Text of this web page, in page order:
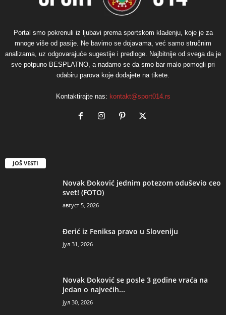
Portal smo pokrenuli iz ljubavi prema sportskom klađenju, koje je za
mnoge više od pasije. Ne bavimo se dojavama, već samo stručnim
analizama, uz odgovarajuće sugestije i predloge. Najbitnije od svega da je
sve potpuno BESPLATNO, a nadamo se da smo bar malo pomogli pri
odabiru parova koje dodajete na tikete.
Kontaktirajte nas: kontakt@sport014.rs
JOŠ VESTI
Novak Đoković jednim potezom oduševio ceo
svet! (FOTO)
август 5, 2026
Đerić iz Feniksa pravo u Sloveniju
јул 31, 2026
Novak Đoković se posle 3 godine vraća na
jedan o najvećih...
јул 30, 2026